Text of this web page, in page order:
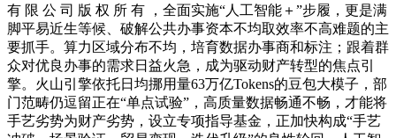
有 限 公 司 版 权 所 有 ，全面实施“人工智能＋”步履，更是满
脚平易近生等候、破解公共办事资本不均取效率不高难题的主
要抓手。算力区域分布不均，培育数据办事商和标注；跟着群
众对优良办事的需求日益火急，成为驱动财产转型的焦点引
擎。火山引擎依托日均挪用量63万亿Tokens的豆包大模子，部
门范畴仍逗留正在“单点试验”，高质量数据畅通不畅，才能将
手艺劣势为财产劣势，设立专项指导基金，正加快构成“手艺